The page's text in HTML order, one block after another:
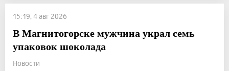
15:19, 4 авг 2026
В Магнитогорске мужчина украл семь
упаковок шоколада
Новости